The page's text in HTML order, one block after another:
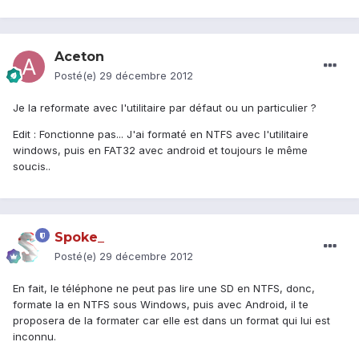
Aceton
Posté(e) 29 décembre 2012
Je la reformate avec l'utilitaire par défaut ou un particulier ?
Edit : Fonctionne pas... J'ai formaté en NTFS avec l'utilitaire
windows, puis en FAT32 avec android et toujours le même
soucis..
Spoke_
Posté(e) 29 décembre 2012
En fait, le téléphone ne peut pas lire une SD en NTFS, donc,
formate la en NTFS sous Windows, puis avec Android, il te
proposera de la formater car elle est dans un format qui lui est
inconnu.